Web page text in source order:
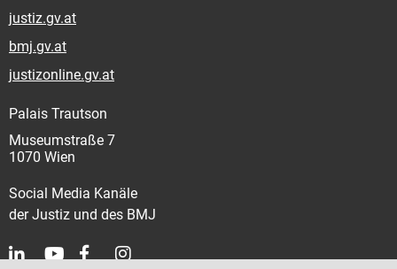
justiz.gv.at
bmj.gv.at
justizonline.gv.at
Palais Trautson
Museumstraße 7
1070 Wien
Social Media Kanäle
der Justiz und des BMJ